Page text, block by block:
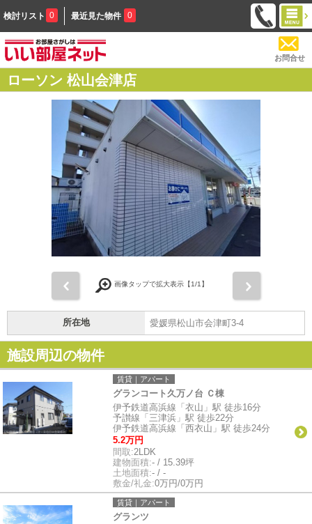
検討リスト 0 最近見た物件 0
お問合せ
ローソン 松山会津店
画像タップで拡大表示【1/1】
所在地 愛媛県松山市会津町3-4
施設周辺の物件
賃貸｜アパート
グランコート久万ノ台 Ｃ棟
伊予鉄道高浜線「衣山」駅 徒歩16分
予讃線「三津浜」駅 徒歩22分
伊予鉄道高浜線「西衣山」駅 徒歩24分
5.2万円
間取:2LDK
建物面積:- / 15.39坪
土地面積:- / -
敷金/礼金:0万円/0万円
賃貸｜アパート
グランツ